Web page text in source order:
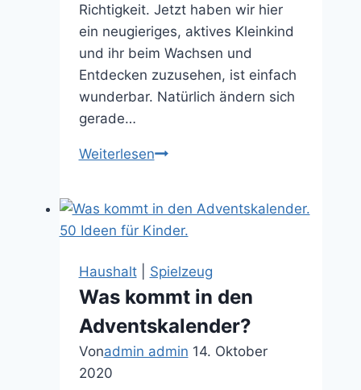
Richtigkeit. Jetzt haben wir hier
ein neugieriges, aktives Kleinkind
und ihr beim Wachsen und
Entdecken zuzusehen, ist einfach
wunderbar. Natürlich ändern sich
gerade…
WeiterlesenUnser
groß
–
aus
Holz
zur
Förderung
Haushalt| Spielzeug
Was kommt in den
Adventskalender?
Vonadmin admin 14. Oktober
2020